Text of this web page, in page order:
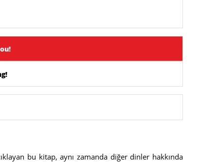
bu kitap, aynı zamanda diğer dinler hakkında